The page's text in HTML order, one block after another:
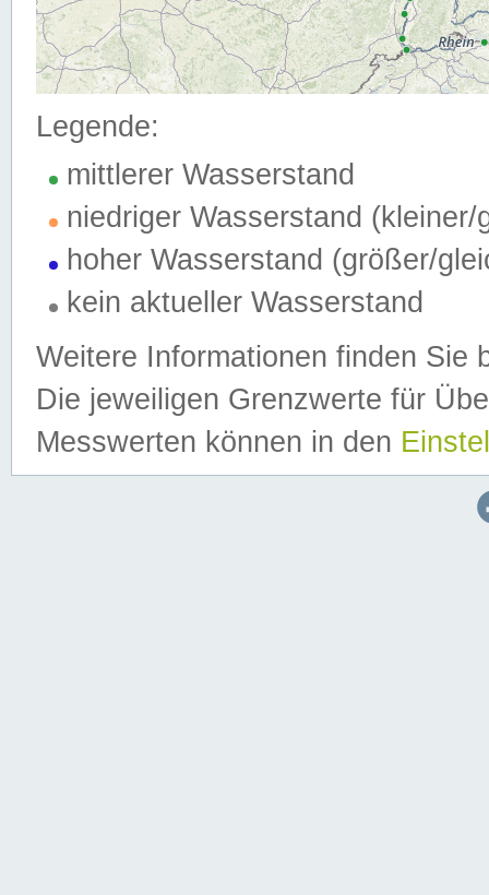
Legende:
mittlerer Wasserstand
niedriger Wasserstand (kleiner/
hoher Wasserstand (größer/
kein aktueller Wasserstand
Weitere Informationen finden Sie
Die jeweiligen Grenzwerte für
Messwerten können in den